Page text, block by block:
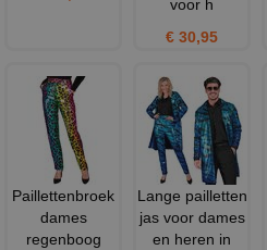
voor h
€ 30,95
Paillettenbroek
dames
regenboog
Lange pailletten
jas voor dames
en heren in